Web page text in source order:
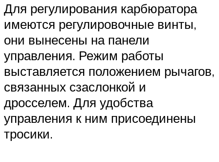
Для регулирования карбюратора
имеются регулировочные винты,
они вынесены на панели
управления. Режим работы
выставляется положением рычагов,
связанных сзаслонкой и
дросселем. Для удобства
управления к ним присоединены
тросики.